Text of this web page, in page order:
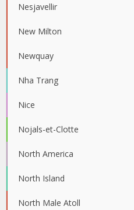
Nesjavellir
New Milton
Newquay
Nha Trang
Nice
Nojals-et-Clotte
North America
North Island
North Male Atoll